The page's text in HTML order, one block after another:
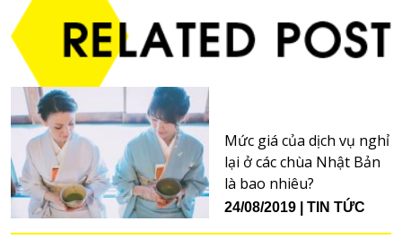
Mức giá của dịch vụ nghỉ
lại ở các chùa Nhật Bản
là bao nhiêu?
24/08/2019 TIN TỨC